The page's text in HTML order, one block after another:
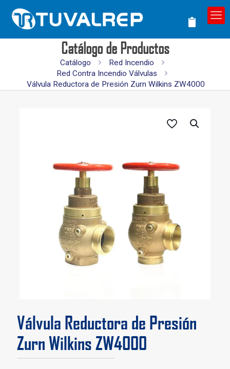
Catálogo de Productos
Catálogo
Red Incendio
Red Contra Incendio Válvulas
Válvula Reductora de Presión Zurn Wilkins ZW4000
Válvula Reductora de Presión
Zurn Wilkins ZW4000